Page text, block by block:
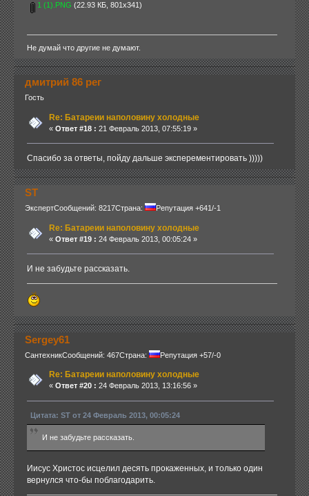
1 (1).PNG (22.93 КБ, 801x341)
Не думай что другие не думают.
дмитрий 86 рег
Гость
Re: Батареии наполовину холодные
« Ответ #18 : 21 Февраль 2013, 07:55:19 »
Спасибо за ответы, пойду дальше эксперементировать )))))
ST
ЭкспертСообщений: 8217Страна: Репутация +641/-1
Re: Батареии наполовину холодные
« Ответ #19 : 24 Февраль 2013, 00:05:24 »
И не забудьте рассказать.
Sergey61
СантехникСообщений: 467Страна: Репутация +57/-0
Re: Батареии наполовину холодные
« Ответ #20 : 24 Февраль 2013, 13:16:56 »
Цитата: ST от 24 Февраль 2013, 00:05:24
И не забудьте рассказать.
Иисус Христос исцелил десять прокаженных, и только один
вернулся что-бы поблагодарить.